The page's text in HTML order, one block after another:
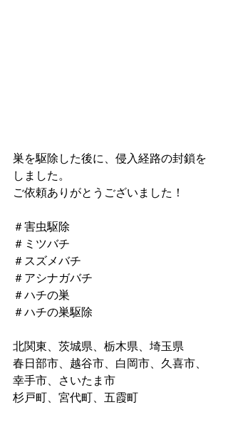
巣を駆除した後に、侵入経路の封鎖を
しました。
ご依頼ありがとうございました！
＃害虫駆除
＃ミツバチ
＃スズメバチ
＃アシナガバチ
＃ハチの巣
＃ハチの巣駆除
北関東、茨城県、栃木県、埼玉県
春日部市、越谷市、白岡市、久喜市、
幸手市、さいたま市
杉戸町、宮代町、五霞町